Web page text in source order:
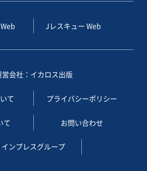
Jレスキュー Web
営会社：イカロス出版
て プライバシーポリシー
て お問い合わせ
インプレスグループ